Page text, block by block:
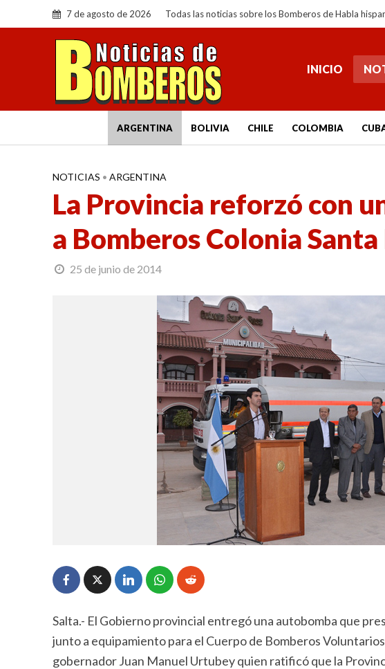
7 de agosto de 2026 Todas las noticias sobre los Bomberos de Habla
INICIO
ARGENTINA BOLIVIA CHILE COLOMBIA
NOTICIAS • ARGENTINA
La Provincia reforzó con
a Bomberos Colonia Santa
25 de junio de 2014
Salta.- El Gobierno provincial entregó una autobomba que
junto a equipamiento para el Cuerpo de Bomberos
gobernador Juan Manuel Urtubey quien ratificó que la